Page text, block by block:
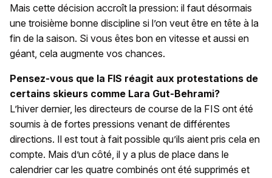
Mais cette décision accroît la pression: il faut désormais
une troisième bonne discipline si l’on veut être en tête à la
fin de la saison. Si vous êtes bon en vitesse et aussi en
géant, cela augmente vos chances.
Pensez-vous que la FIS réagit aux protestations de
certains skieurs comme Lara Gut-Behrami?
L’hiver dernier, les directeurs de course de la FIS ont été
soumis à de fortes pressions venant de différentes
directions. Il est tout à fait possible qu’ils aient pris cela en
compte. Mais d’un côté, il y a plus de place dans le
calendrier car les quatre combinés ont été supprimés et